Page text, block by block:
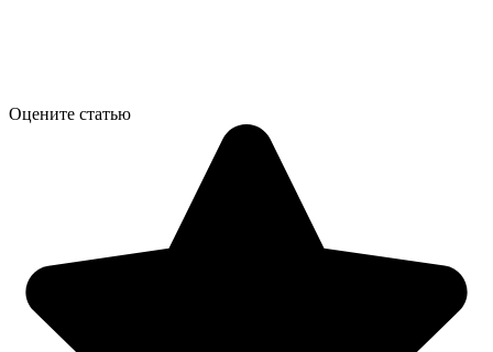
Оцените статью